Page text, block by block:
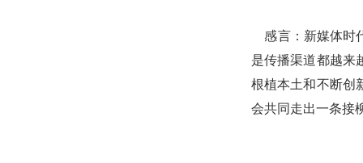
感言：新媒体时
是传播渠道都越来
根植本土和不断创
会共同走出一条接